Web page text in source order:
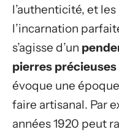
l’authenticité, et
l’incarnation
s’agisse d’un
pierres précieuses
évoque une
faire artisanal. Par
années 1920 peut